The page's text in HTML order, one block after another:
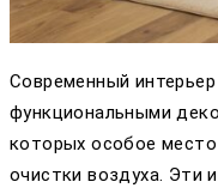
Современный
функциональными
которых особое
очистки воздуха. Эти